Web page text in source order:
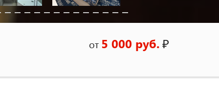
от 5 000 руб.₽